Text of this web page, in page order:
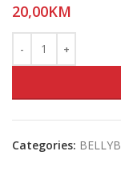
20,00KM
Categories: